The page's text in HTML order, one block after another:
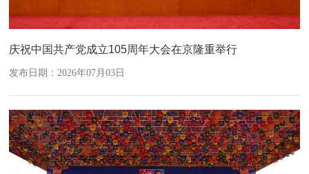
庆祝中国共产党成立105周年大会在京隆重举行
发布日期：2026年07月03日